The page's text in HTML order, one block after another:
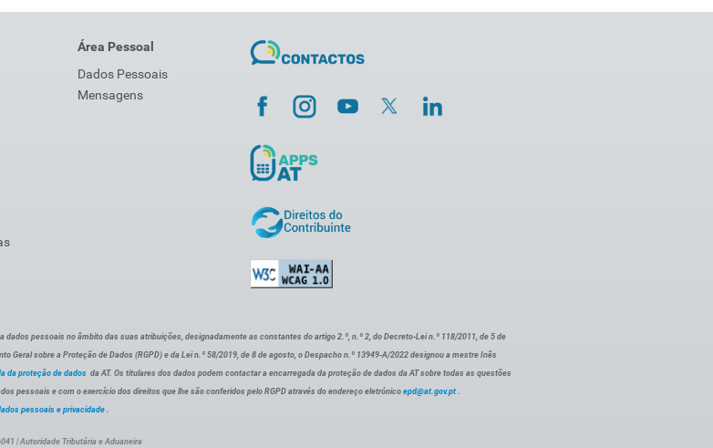
Área Pessoal
Dados Pessoais
Mensagens
dados pessoais no âmbito das suas atribuições, designadamente as constantes do artigo 2.º, n.º 2, do Decreto-Lei n.º 118/2011, de 5 de
Geral sobre a Proteção de Dados (RGPD) e da Lei n.º 58/2019, de 8 de agosto, o Despacho n.º 13949-A/2022 designou a mestre Inês
da proteção de dados da AT. Os titulares dos dados podem contactar a encarregada da proteção de dados da AT sobre todas as questões
pessoais e com o exercício dos direitos que lhe são conferidos pelo RGPD através do endereço eletrónico epd@at.gov.pt .
pessoais e privacidade.
| Autoridade Tributária e Aduaneira